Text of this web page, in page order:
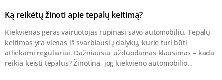
Ką reikėtų žinoti apie tepalų keitimą?
Kiekvienas geras vairuotojas rūpinasi savo automobiliu. Tepalų
keitimas yra vienas iš svarbiausių dalykų, kurie turi būti
atliekami reguliariai. Dažniausiai užduodamas klausimas – kada
reikia keisti tepalus? Žinotina, jog kiekvieno automobilio…